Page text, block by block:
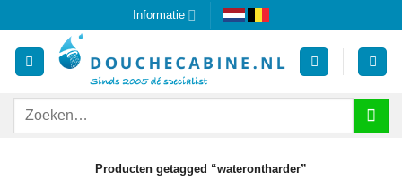
naar
inhoud
Informatie
Zoeken
Producten getagged “waterontharder”